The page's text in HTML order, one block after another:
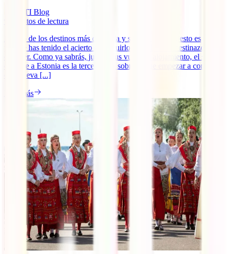
IATI Blog
minutos de lectura
Es uno de los destinos más de moda y si estás leyendo esto es
porque has tenido el acierto de incluirlo en tu lista de destinazos a
conocer. Como ya sabrás, junto a tus vuelos y alojamiento, el seguro
de viaje a Estonia es la tercera pata sobre la que empezar a construir
esta nueva [...]
Leer más